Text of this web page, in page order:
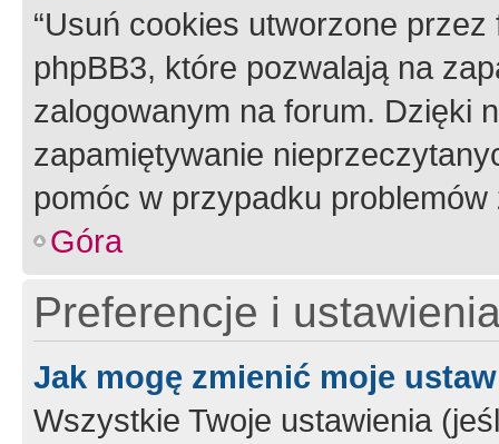
“Usuń cookies utworzone
phpBB3, które pozwalają na
zalogowanym na forum. Dzięki
zapamiętywanie
pomóc w przypadku
Góra
Preferencje i
Jak mogę zmienić moje
Wszystkie Twoje ustawienia